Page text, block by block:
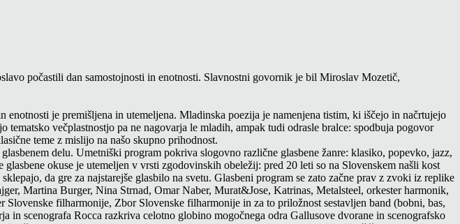
počastili dan samostojnosti in enotnosti. Slavnostni govornik je bil Miroslav Mozetič,
je premišljena in utemeljena. Mladinska poezija je namenjena tistim, ki iščejo in načrtujejo
večplastnostjo pa ne nagovarja le mladih, ampak tudi odrasle bralce: spodbuja pogovor
teme z mislijo na našo skupno prihodnost.
delu. Umetniški program pokriva slogovno različne glasbene žanre: klasiko, popevko, jazz,
okuse je utemeljen v vrsti zgodovinskih obeležij: pred 20 leti so na Slovenskem našli kost
da gre za najstarejše glasbilo na svetu. Glasbeni program se zato začne prav z zvoki iz replike
Martina Burger, Nina Strnad, Omar Naber, Murat&Jose, Katrinas, Metalsteel, orkester harmonik,
filharmonije, Zbor Slovenske filharmonije in za to priložnost sestavljen band (bobni, bas,
scenografa Rocca razkriva celotno globino mogočnega odra Gallusove dvorane in scenografsko